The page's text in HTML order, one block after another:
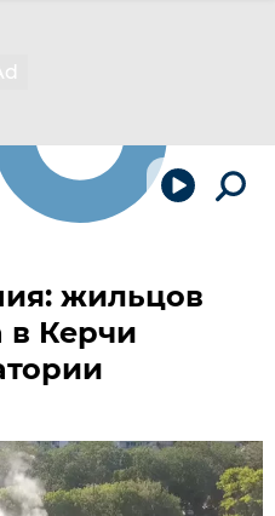
жильцов
в Керчи